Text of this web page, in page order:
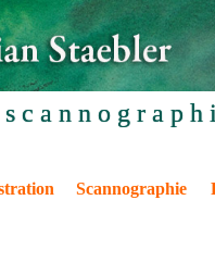
Scannographie